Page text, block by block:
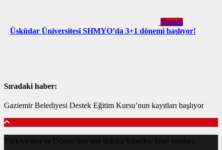
Yaşam
Üsküdar Üniversitesi SHMYO’da 3+1 dönemi başlıyor!
Sıradaki haber:
Gaziemir Belediyesi Destek Eğitim Kursu’nun kayıtları başlıyor
Türkiye'den ve Dünya’dan son dakika haberler, köşe yazıları,